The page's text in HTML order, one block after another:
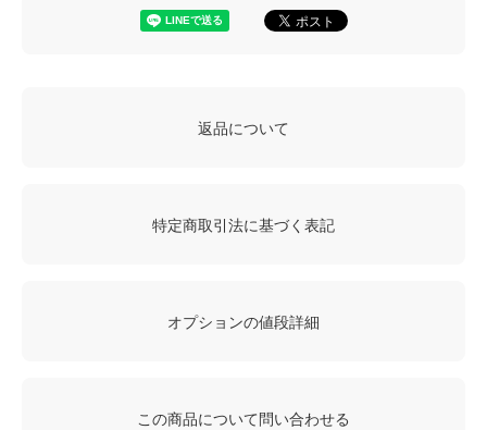
返品について
特定商取引法に基づく表記
オプションの値段詳細
この商品について問い合わせる